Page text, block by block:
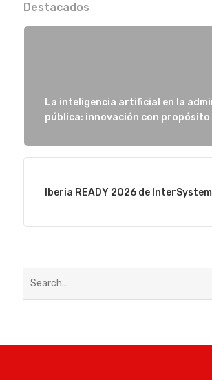
Destacados
La inteligencia artificial en la
pública: innovación con propósito
Iberia READY 2026 de